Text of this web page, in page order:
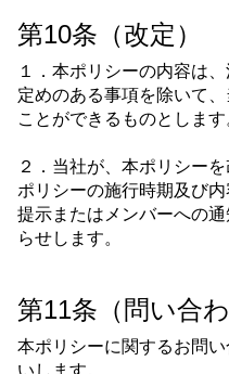
第10条（改定）
１．本ポリシーの内容は
定めのある事項を除いて
ことができるものとします
２．当社が、本ポリシー
ポリシーの施行時期及び
提示またはメンバーへの
らせします。
第11条（問い合わ
本ポリシーに関するお問